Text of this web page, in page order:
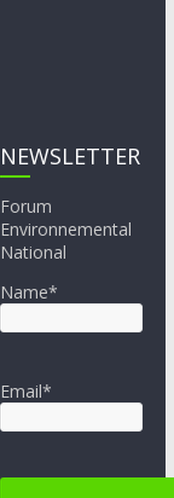
NEWSLETTER
Forum
Environnemental
National
Name*
Email*